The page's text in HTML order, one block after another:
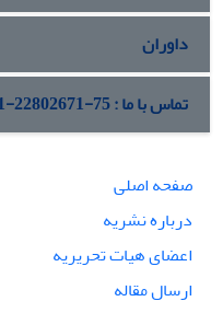
داوران
تماس با ما : 75-22802671-021
صفحه اصلی
درباره نشریه
اعضای هیات تحریریه
ارسال مقاله